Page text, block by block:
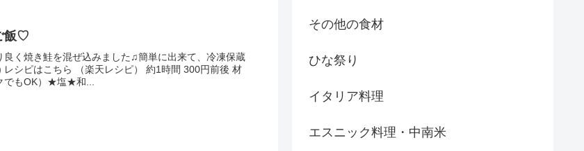
飯♡
く焼き鮭を混ぜ込みました♫簡単に出来て、冷凍保蔵
シピはこちら （楽天レシピ） 約1時間 300円前後 材
でもOK）★塩★和...
その他の食材
ひな祭り
イタリア料理
エスニック料理・中南米